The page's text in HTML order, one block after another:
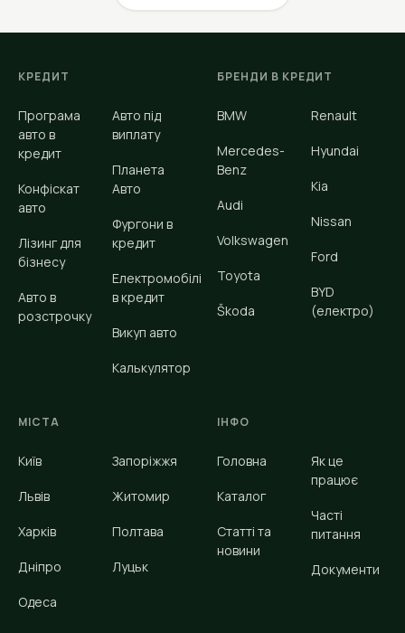
КРЕДИТ
Програма
авто в
кредит
Конфіскат
авто
Лізинг для
бізнесу
Авто в
розстрочку
Авто під
виплату
Планета
Авто
Фургони в
кредит
Електромобілі
в кредит
Викуп авто
Калькулятор
БРЕНДИ В КРЕДИТ
BMW
Mercedes-
Benz
Audi
Volkswagen
Toyota
Škoda
Renault
Hyundai
Kia
Nissan
Ford
BYD
(електро)
МІСТА
Київ
Львів
Харків
Дніпро
Одеса
Запоріжжя
Житомир
Полтава
Луцьк
ІНФО
Головна
Каталог
Статті та
новини
Як це
працює
Часті
питання
Документи